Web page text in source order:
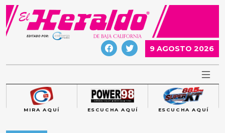
Skip
content
9 AGOSTO 2026
MIRA AQUÍ ESCUCHA AQUÍ ESCUCHA AQUÍ